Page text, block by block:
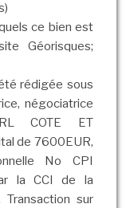
ce bien est
Géorisques;
rédigée sous
négociatrice
COTE ET
de 7600EUR,
No CPI
la CCI de la
sur